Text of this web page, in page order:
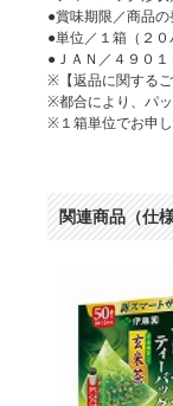
●賞味期限／商品
●単位／１箱（２０
●ＪＡＮ／４９０
※【返品に関する
※都合により、パ
※１箱単位でお申し
関連商品（仕